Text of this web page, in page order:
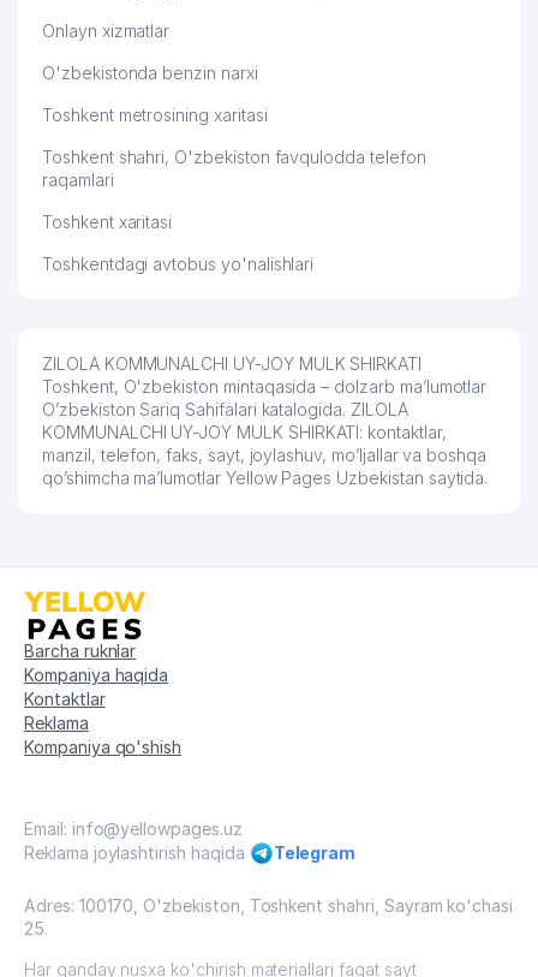
Onlayn xizmatlar
O'zbekistonda benzin narxi
Toshkent metrosining xaritasi
Toshkent shahri, O'zbekiston favqulodda telefon
raqamlari
Toshkent xaritasi
Toshkentdagi avtobus yo'nalishlari
ZILOLA KOMMUNALCHI UY-JOY MULK SHIRKATI
Toshkent, O'zbekiston mintaqasida – dolzarb ma’lumotlar
O’zbekiston Sariq Sahifalari katalogida. ZILOLA
KOMMUNALCHI UY-JOY MULK SHIRKATI: kontaktlar,
manzil, telefon, faks, sayt, joylashuv, mo’ljallar va boshqa
qo’shimcha ma’lumotlar Yellow Pages Uzbekistan saytida.
Barcha ruknlar
Kompaniya haqida
Kontaktlar
Reklama
Kompaniya qo'shish
Email: info@yellowpages.uz
Reklama joylashtirish haqida
Telegram
Adres: 100170, O'zbekiston, Toshkent shahri, Sayram ko'chasi
25.
Har qanday nusxa ko'chirish materiallari faqat sayt